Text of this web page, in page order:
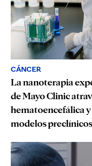
CÁNCER
La nanoterapia
de Mayo Clinic
hematoencefálica
modelos